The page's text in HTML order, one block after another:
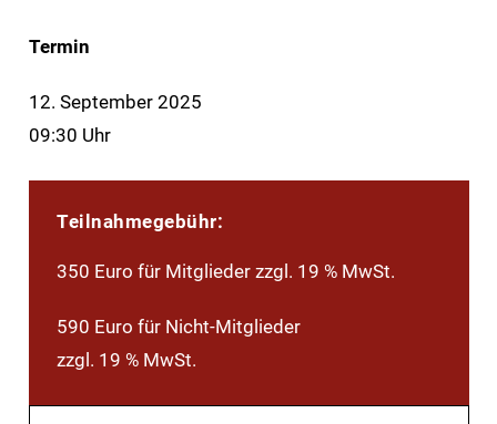
Termin
12. September 2025
09:30 Uhr
Teilnahmegebühr:
350 Euro für Mitglieder zzgl. 19 % MwSt.
590 Euro für Nicht-Mitglieder
zzgl. 19 % MwSt.